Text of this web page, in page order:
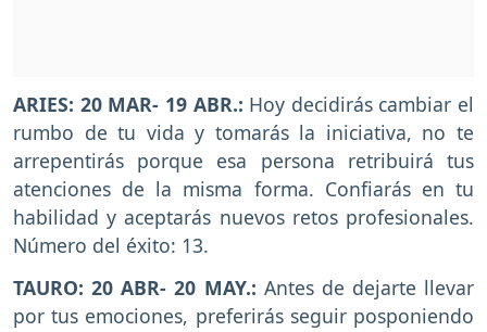
ARIES: 20 MAR- 19 ABR.: Hoy decidirás cambiar el
rumbo de tu vida y tomarás la iniciativa, no te
arrepentirás porque esa persona retribuirá tus
atenciones de la misma forma. Confiarás en tu
habilidad y aceptarás nuevos retos profesionales.
Número del éxito: 13.
TAURO: 20 ABR- 20 MAY.: Antes de dejarte llevar
por tus emociones, preferirás seguir posponiendo